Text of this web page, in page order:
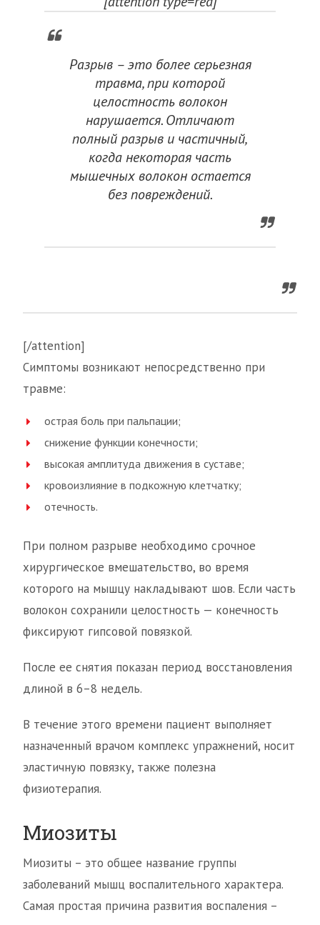
Разрыв – это более серьезная
травма, при которой
целостность волокон
нарушается. Отличают
полный разрыв и частичный,
когда некоторая часть
мышечных волокон остается
без повреждений.
[/attention]
Симптомы возникают непосредственно при
травме:
острая боль при пальпации;
снижение функции конечности;
высокая амплитуда движения в суставе;
кровоизлияние в подкожную клетчатку;
отечность.
При полном разрыве необходимо срочное
хирургическое вмешательство, во время
которого на мышцу накладывают шов. Если часть
волокон сохранили целостность — конечность
фиксируют гипсовой повязкой.
После ее снятия показан период восстановления
длиной в 6–8 недель.
В течение этого времени пациент выполняет
назначенный врачом комплекс упражнений, носит
эластичную повязку, также полезна
физиотерапия.
Миозиты
Миозиты – это общее название группы
заболеваний мышц воспалительного характера.
Самая простая причина развития воспаления –